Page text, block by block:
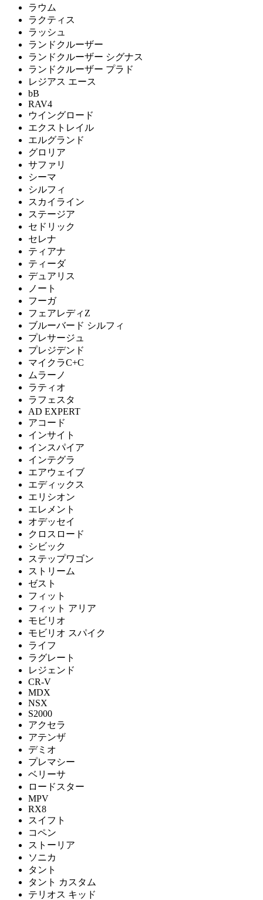
ラウム
ラクティス
ラッシュ
ランドクルーザー
ランドクルーザー シグナス
ランドクルーザー プラド
レジアス エース
bB
RAV4
ウイングロード
エクストレイル
エルグランド
グロリア
サファリ
シーマ
シルフィ
スカイライン
ステージア
セドリック
セレナ
ティアナ
ティーダ
デュアリス
ノート
フーガ
フェアレディZ
ブルーバード シルフィ
プレサージュ
プレジデンド
マイクラC+C
ムラーノ
ラティオ
ラフェスタ
AD EXPERT
アコード
インサイト
インスパイア
インテグラ
エアウェイブ
エディックス
エリシオン
エレメント
オデッセイ
クロスロード
シビック
ステップワゴン
ストリーム
ゼスト
フィット
フィット アリア
モビリオ
モビリオ スパイク
ライフ
ラグレート
レジェンド
CR-V
MDX
NSX
S2000
アクセラ
アテンザ
デミオ
プレマシー
ベリーサ
ロードスター
MPV
RX8
スイフト
コペン
ストーリア
ソニカ
タント
タント カスタム
テリオス キッド